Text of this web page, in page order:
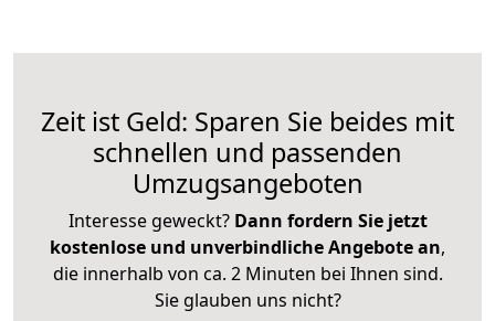
Zeit ist Geld: Sparen Sie beides mit
schnellen und passenden
Umzugsangeboten
Interesse geweckt? Dann fordern Sie jetzt
kostenlose und unverbindliche Angebote an,
die innerhalb von ca. 2 Minuten bei Ihnen sind.
Sie glauben uns nicht?